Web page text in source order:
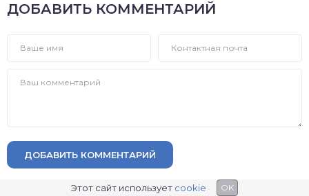
ДОБАВИТЬ КОММЕНТАРИЙ
ДОБАВИТЬ КОММЕНТАРИЙ
Этот сайт использует cookie OK